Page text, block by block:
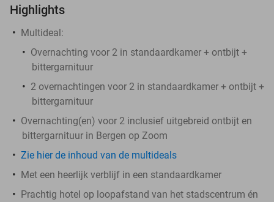
Highlights
Multideal:
Overnachting voor 2 in standaardkamer + ontbijt +
bittergarnituur
2 overnachtingen voor 2 in standaardkamer + ontbijt +
bittergarnituur
Overnachting(en) voor 2 inclusief uitgebreid ontbijt en
bittergarnituur in Bergen op Zoom
Zie hier de inhoud van de multideals
Met een heerlijk verblijf in een standaardkamer
Prachtig hotel op loopafstand van het stadscentrum én